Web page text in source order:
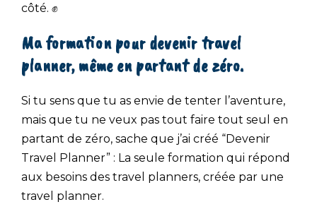
côté. ✊
Ma formation pour devenir travel
planner, même en partant de zéro.
Si tu sens que tu as envie de tenter l’aventure,
mais que tu ne veux pas tout faire tout seul en
partant de zéro, sache que j’ai créé “Devenir
Travel Planner” : La seule formation qui répond
aux besoins des travel planners, créée par une
travel planner.